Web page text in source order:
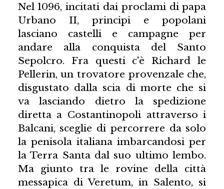
Nel 1096, incitati dai proclami di papa
Urbano II, principi e popolani
lasciano castelli e campagne per
andare alla conquista del Santo
Sepolcro. Fra questi c'è Richard le
Pellerin, un trovatore provenzale che,
disgustato dalla scia di morte che si
va lasciando dietro la spedizione
diretta a Costantinopoli attraverso i
Balcani, sceglie di percorrere da solo
la penisola italiana imbarcandosi per
la Terra Santa dal suo ultimo lembo.
Ma giunto tra le rovine della città
messapica di Veretum, in Salento, si